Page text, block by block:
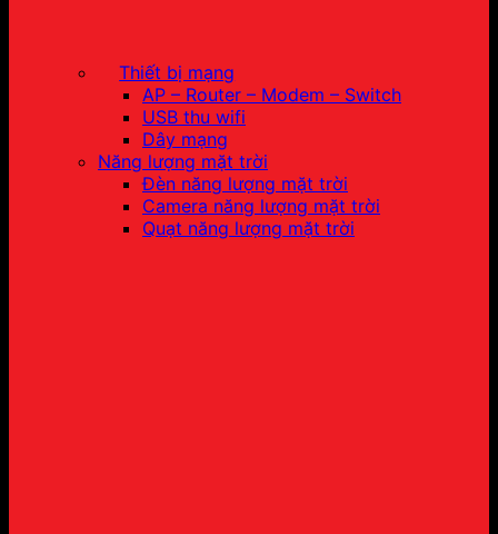
Thiết bị mạng
AP – Router – Modem – Switch
USB thu wifi
Dây mạng
Năng lượng mặt trời
Đèn năng lượng mặt trời
Camera năng lượng mặt trời
Quạt năng lượng mặt trời